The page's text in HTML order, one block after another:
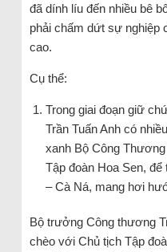
đã dính líu đến nhiều bê
phải chấm dứt sự nghiệp
cao.
Cụ thể:
Trong giai đoạn giữ
Trần Tuấn Anh có
xanh Bộ Công
Tập đoàn Hoa Sen,
– Cà Ná, mang hơi
Bộ trưởng Công thương
chèo với Chủ tịch Tập